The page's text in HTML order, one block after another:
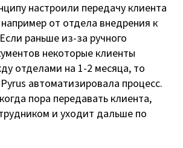
настроили передачу клиента
от отдела внедрения к
раньше из-за ручного
некоторые клиенты
отделами на 1-2 месяца, то
автоматизировала процесс.
пора передавать клиента,
и уходит дальше по